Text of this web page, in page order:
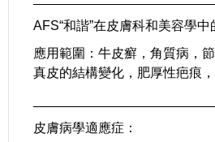
AFS“和諧”在皮膚科和美容學中
應用範圍：牛皮癬，角質病，
真皮的結構變化，肥厚性疤痕，
皮膚病學適應症：